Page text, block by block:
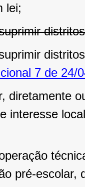
lei;
7 de 24/
diretamente
interesse
pré-escolar,